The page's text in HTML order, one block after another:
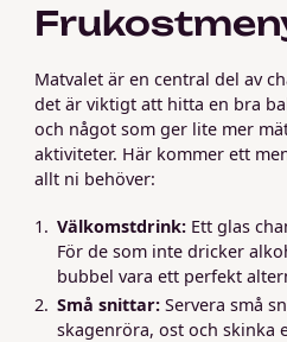
Matvalet är en central del av
det är viktigt att hitta en bra
och något som ger lite mer
aktiviteter. Här kommer ett
allt ni behöver:
Välkomstdrink:Ett glas
För de som inte dricker
bubbel vara ett perfekt
Små snittar:Servera små
skagenröra, ost och skinka